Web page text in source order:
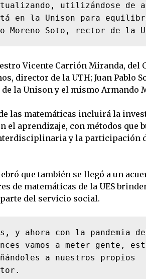
utilizándose de
en la Unison para
Moreno Soto, rector de la
Vicente Carrión Miranda, del
director de la UTH; Juan Pablo
la Unison y el mismo Armando
las matemáticas incluirá la
aprendizaje, con métodos que
y la participación
que también se llegó a un
de matemáticas de la UES
del servicio social.
y ahora con la pandemia
vamos a meter gente,
a nuestros propios